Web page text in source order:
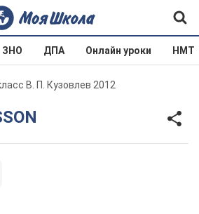
ЗНО ДПА Онлайн уроки НМТ
В. П. Кузовлев 2012